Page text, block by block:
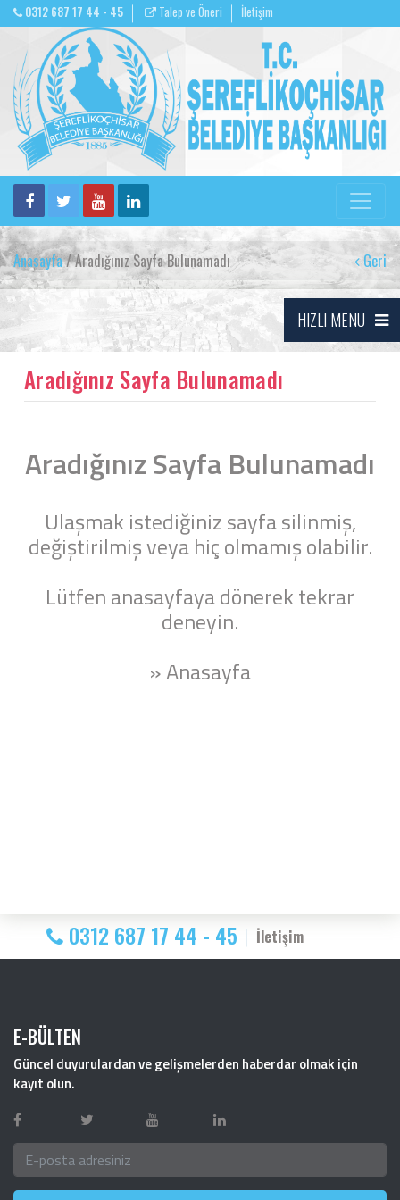
0312 687 17 44 - 45 Talep ve Öneri İletişim
Anasayfa/ Aradığınız Sayfa Bulunamadı Geri
HIZLI MENU
Aradığınız Sayfa Bulunamadı
Aradığınız Sayfa Bulunamadı
Ulaşmak istediğiniz sayfa silinmiş,
değiştirilmiş veya hiç olmamış olabilir.
Lütfen anasayfaya dönerek tekrar
deneyin.
» Anasayfa
0312 687 17 44 - 45 İletişim
E-BÜLTEN
Güncel duyurulardan ve gelişmelerden haberdar olmak için
kayıt olun.